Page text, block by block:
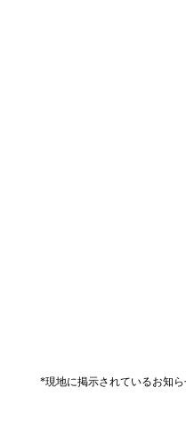
*現地に掲示されているお知